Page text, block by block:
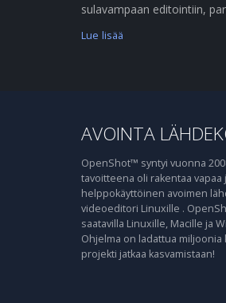
sulavampaan editointiin,
Lue lisää
AVOINTA
OpenShot™ syntyi vuonna
tavoitteena oli rakentaa vapaa
helppokäyttöinen avoimen
videoeditori Linuxille .
saatavilla Linuxille, Macille ja
Ohjelma on ladattua miljoonia
projekti jatkaa kasvamistaan!